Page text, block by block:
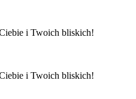
i Twoich bliskich!
i Twoich bliskich!